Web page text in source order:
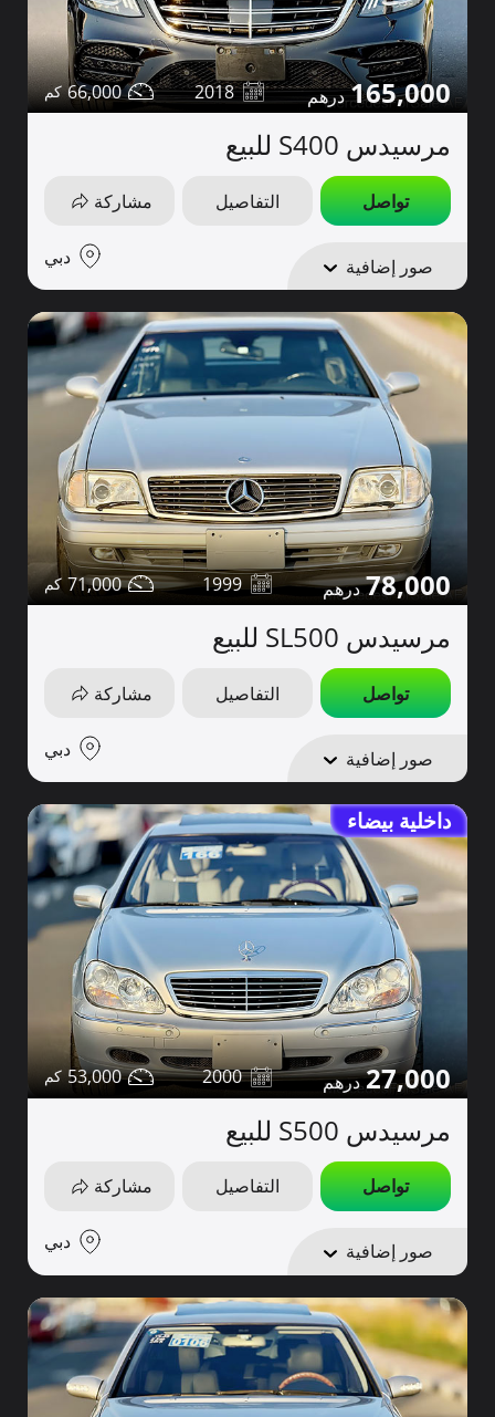
165,000
2018
66,000
مرسيدس S400 للبيع
تواصل التفاصيل مشاركة
صور إضافية دبي
78,000
1999
71,000
مرسيدس SL500 للبيع
تواصل التفاصيل مشاركة
صور إضافية دبي
داخلية بيضاء
27,000
2000
53,000
مرسيدس S500 للبيع
تواصل التفاصيل مشاركة
صور إضافية دبي